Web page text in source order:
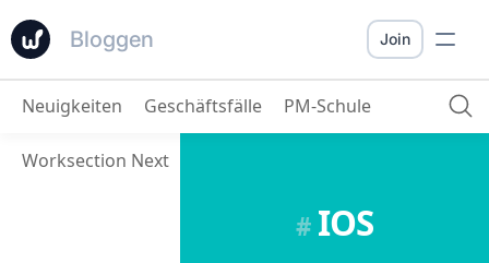
Bloggen Join
Neuigkeiten Geschäftsfälle PM-Schule
Worksection Next
#IOS